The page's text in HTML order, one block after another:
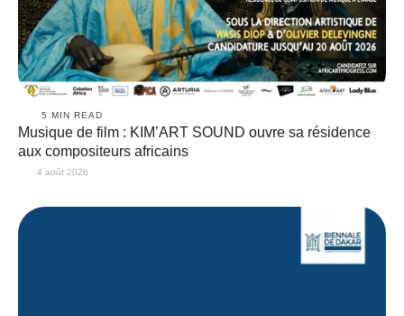
5 MIN READ
Musique de film : KIM’ART SOUND ouvre sa résidence
aux compositeurs africains
4 août 2026